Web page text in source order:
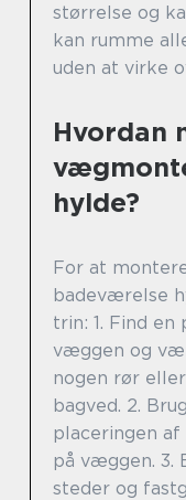
størrelse og
kan rumme
uden at virke
Hvordan
hylde?
For at
badeværelse
trin: 1. Find en
væggen og
nogen rør
bagved. 2.
placeringen
på væggen. 3.
steder og